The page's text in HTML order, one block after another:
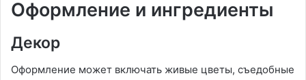
Оформление и ингредиенты
Декор
Оформление может включать живые цветы, съедобные